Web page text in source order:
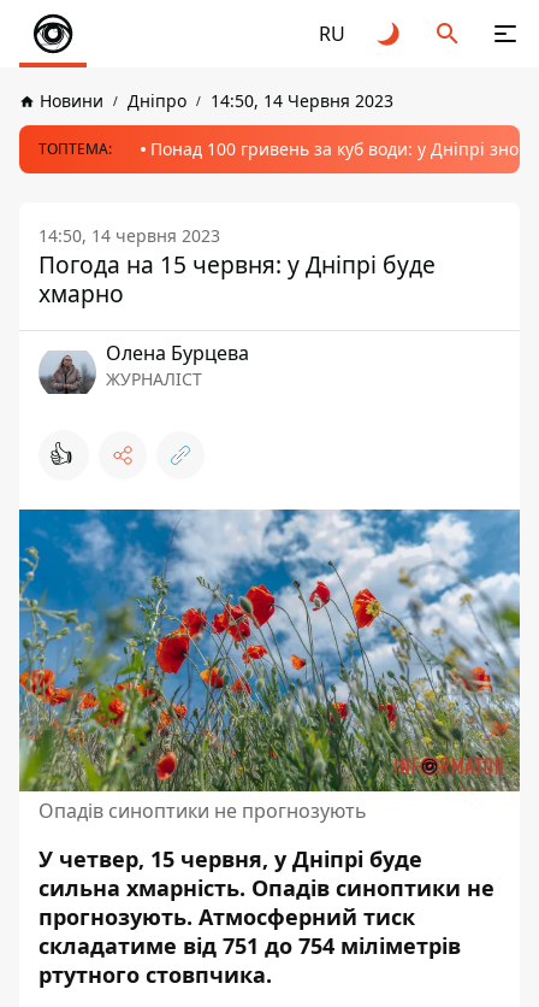
RU
Новини Дніпро 14:50, 14 Червня 2023
ТОПТЕМА: Понад 100 гривень за куб води: у Дніпрі
14:50, 14 червня 2023
Погода на 15 червня: у Дніпрі буде
хмарно
Олена Бурцева
ЖУРНАЛІСТ
👍
Опадів синоптики не прогнозують
У четвер, 15 червня, у Дніпрі буде
сильна хмарність. Опадів синоптики не
прогнозують. Атмосферний тиск
складатиме від 751 до 754 міліметрів
ртутного стовпчика.